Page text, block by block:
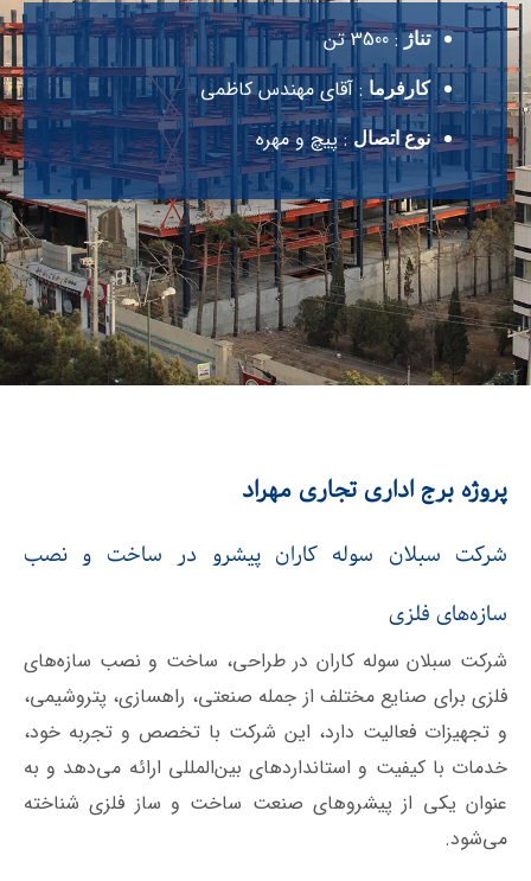
تناژ: 3500 تن
کارفرما : آقای مهندس کاظمی
نوع اتصال : پیچ و مهره
پروژه برج اداری تجاری مهراد
شرکت سبلان سوله کاران پیشرو در ساخت و نصب
سازه‌های فلزی
شرکت سبلان سوله کاران در طراحی، ساخت و نصب سازه‌های
فلزی برای صنایع مختلف از جمله صنعتی، راهسازی، پتروشیمی،
و تجهیزات فعالیت دارد، این شرکت با تخصص و تجربه خود،
خدمات با کیفیت و استانداردهای بین‌المللی ارائه می‌دهد و به
عنوان یکی از پیشروهای صنعت ساخت و ساز فلزی شناخته
می‌شود.